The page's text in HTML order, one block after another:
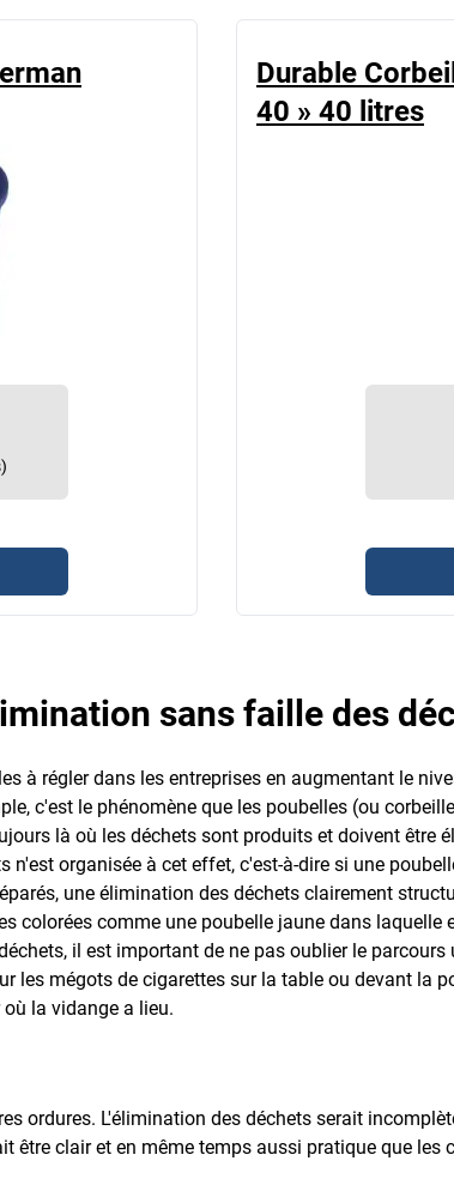
Durable
40 » 40 litres
sans faille des
à régler dans les entreprises en augmentant le
c'est le phénomène que les poubelles (ou
là où les déchets sont produits et doivent être
organisée à cet effet, c'est-à-dire si une
une élimination des déchets clairement
colorées comme une poubelle jaune dans laquelle
il est important de ne pas oublier le
les mégots de cigarettes sur la table ou devant la
la vidange a lieu.
ordures. L'élimination des déchets serait
être clair et en même temps aussi pratique que les